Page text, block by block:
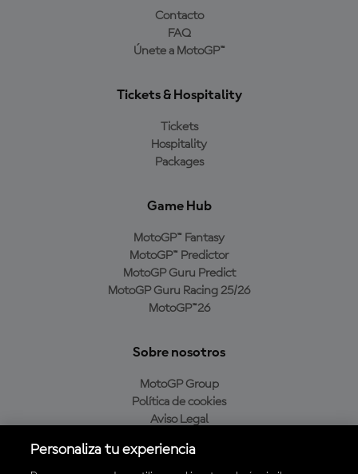
Contacto
FAQ
Únete a MotoGP™
Tickets & Hospitality
Tickets
Hospitality
Packages
Game Hub
MotoGP™ Fantasy
MotoGP™ Predictor
MotoGP Guru Predict
MotoGP Guru Racing 25/26
MotoGP™26
Sobre nosotros
MotoGP Group
Política de cookies
Aviso Legal
Política de compra
Personaliza tu experiencia